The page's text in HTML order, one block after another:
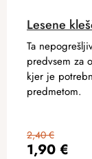
Lesene
1,90 €
2,40 €
Ta
predvsem za
kjer je
predmetom.